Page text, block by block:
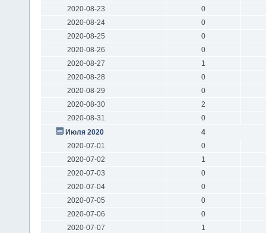
2020-08-23
0
2020-08-24
0
2020-08-25
0
2020-08-26
0
2020-08-27
1
2020-08-28
0
2020-08-29
0
2020-08-30
2
2020-08-31
0
Июля 2020
4
2020-07-01
0
2020-07-02
1
2020-07-03
0
2020-07-04
0
2020-07-05
0
2020-07-06
0
2020-07-07
1